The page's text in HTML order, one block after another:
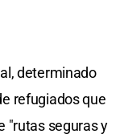
determinado
refugiados que
"rutas seguras y